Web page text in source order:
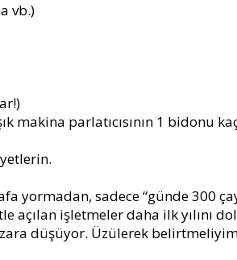
vb.)
makina parlatıcısının 1 bidonu
yormadan, sadece “günde 300
işletmeler daha ilk yılını
düşüyor. Üzülerek